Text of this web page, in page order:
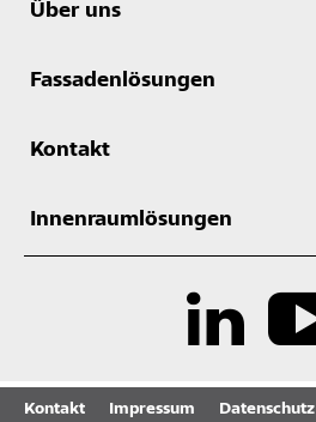
Über uns
Fassadenlösungen
Kontakt
Innenraumlösungen
Kontakt Impressum Datenschutz